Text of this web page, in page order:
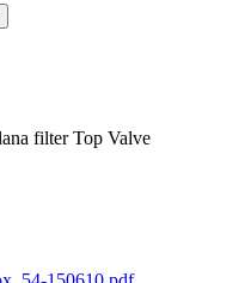
filter Top Valve